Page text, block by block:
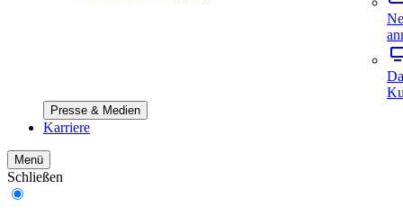
Presse & Medien
Karriere
Menü
Schließen